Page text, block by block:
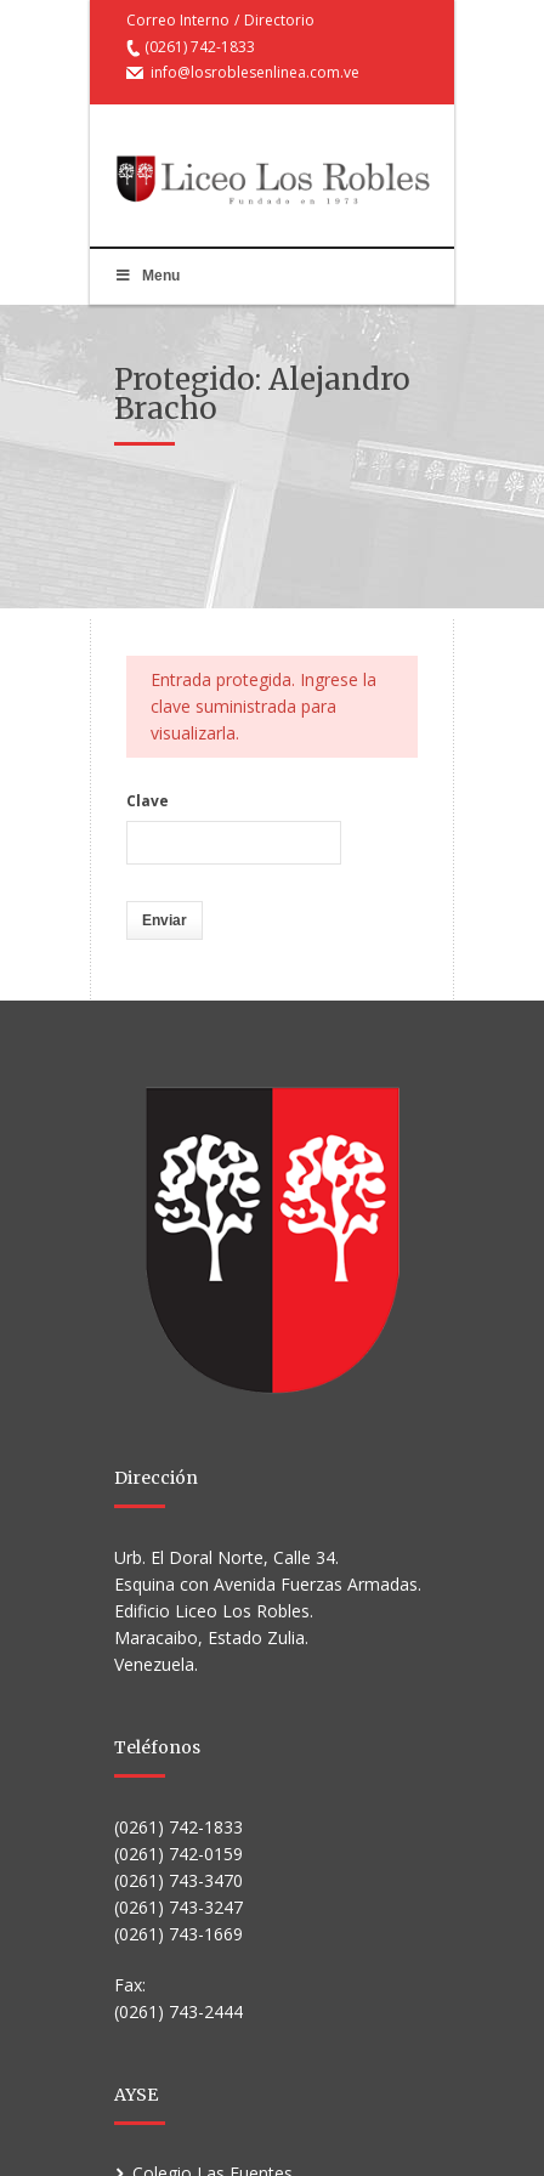
Correo Interno / Directorio
(0261) 742-1833
info@losroblesenlinea.com.ve
Menu
Protegido: Alejandro
Bracho
Entrada protegida. Ingrese la
clave suministrada para
visualizarla.
Clave
Dirección
Urb. El Doral Norte, Calle 34.
Esquina con Avenida Fuerzas Armadas.
Edificio Liceo Los Robles.
Maracaibo, Estado Zulia.
Venezuela.
Teléfonos
(0261) 742-1833
(0261) 742-0159
(0261) 743-3470
(0261) 743-3247
(0261) 743-1669
Fax:
(0261) 743-2444
AYSE